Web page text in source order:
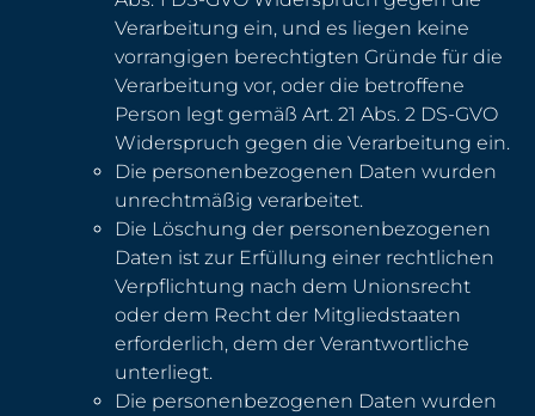
Verarbeitung ein, und es liegen keine
vorrangigen berechtigten Gründe für die
Verarbeitung vor, oder die betroffene
Person legt gemäß Art. 21 Abs. 2 DS-GVO
Widerspruch gegen die Verarbeitung ein.
Die personenbezogenen Daten wurden
unrechtmäßig verarbeitet.
Die Löschung der personenbezogenen
Daten ist zur Erfüllung einer rechtlichen
Verpflichtung nach dem Unionsrecht
oder dem Recht der Mitgliedstaaten
erforderlich, dem der Verantwortliche
unterliegt.
Die personenbezogenen Daten wurden